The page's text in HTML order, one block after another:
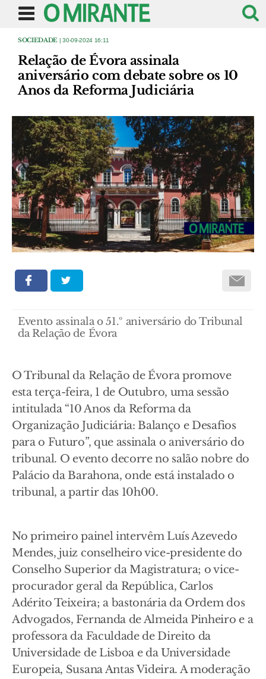
SOCIEDADE | 30-09-2024 16:11
Relação de Évora assinala
aniversário com debate sobre os 10
Anos da Reforma Judiciária
Evento assinala o 51.º aniversário do Tribunal
da Relação de Évora
O Tribunal da Relação de Évora promove
esta terça-feira, 1 de Outubro, uma sessão
intitulada “10 Anos da Reforma da
Organização Judiciária: Balanço e Desafios
para o Futuro”, que assinala o aniversário do
tribunal. O evento decorre no salão nobre do
Palácio da Barahona, onde está instalado o
tribunal, a partir das 10h00.
No primeiro painel intervêm Luís Azevedo
Mendes, juiz conselheiro vice-presidente do
Conselho Superior da Magistratura; o vice-
procurador geral da República, Carlos
Adérito Teixeira; a bastonária da Ordem dos
Advogados, Fernanda de Almeida Pinheiro e a
professora da Faculdade de Direito da
Universidade de Lisboa e da Universidade
Europeia, Susana Antas Videira. A moderação